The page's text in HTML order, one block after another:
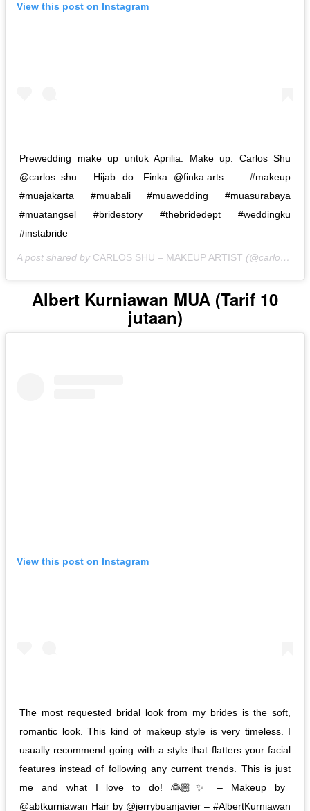
View this post on Instagram
Prewedding make up untuk Aprilia. Make up: Carlos Shu
@carlos_shu . Hijab do: Finka @finka.arts . . #makeup
#muajakarta #muabali #muawedding #muasurabaya
#muatangsel #bridestory #thebridedept #weddingku
#instabride
A post shared by CARLOS SHU – MAKEUP ARTIST (@carlos_shu) on
Albert Kurniawan MUA (Tarif 10
jutaan)
View this post on Instagram
The most requested bridal look from my brides is the soft,
romantic look. This kind of makeup style is very timeless. I
usually recommend going with a style that flatters your facial
features instead of following any current trends. This is just
me and what I love to do! 👰🏼✨ – Makeup by
@abtkurniawan Hair by @jerrybuanjavier – #AlbertKurniawan⁣⁣⁣⁣⁣⁣⁣